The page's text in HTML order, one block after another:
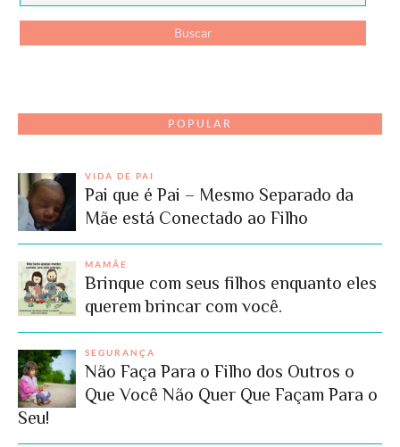
POPULAR
VIDA DE PAI
Pai que é Pai – Mesmo Separado da
Mãe está Conectado ao Filho
MAMÃE
Brinque com seus filhos enquanto eles
querem brincar com você.
SEGURANÇA
Não Faça Para o Filho dos Outros o
Que Você Não Quer Que Façam Para o
Seu!